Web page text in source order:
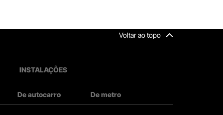
Voltar ao topo
INSTALAÇÕES
De autocarro De metro